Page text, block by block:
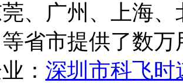
、广州、上海
等省市提供了数万
： 深圳市科飞时